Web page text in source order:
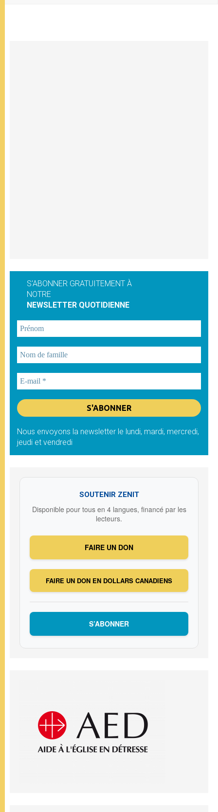
S'ABONNER GRATUITEMENT À
NOTRE
NEWSLETTER QUOTIDIENNE
Nous envoyons la newsletter le lundi, mardi, mercredi,
jeudi et vendredi
SOUTENIR ZENIT
Disponible pour tous en 4 langues, financé par les
lecteurs.
FAIRE UN DON
FAIRE UN DON EN DOLLARS CANADIENS
S’ABONNER